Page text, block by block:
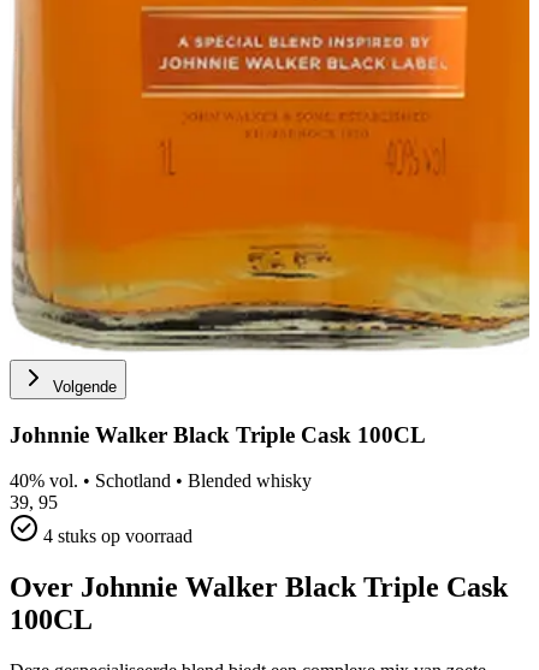
Volgende
Johnnie Walker Black Triple Cask 100CL
40% vol. • Schotland • Blended whisky
39, 95
4 stuks op voorraad
Over Johnnie Walker Black Triple Cask
100CL